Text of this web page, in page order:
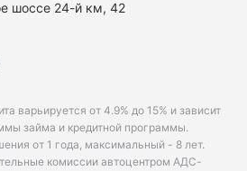
шоссе 24-й км, 42
варьируется от 4.9% до 15% и зависит
займа и кредитной программы.
от 1 года, максимальный - 8 лет.
комиссии автоцентром АДС-